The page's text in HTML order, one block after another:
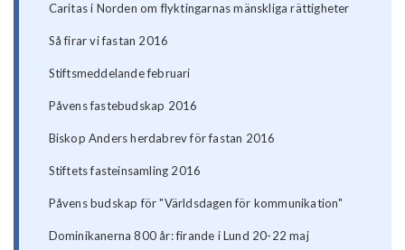
Caritas i Norden om flyktingarnas mänskliga rättigheter
Så firar vi fastan 2016
Stiftsmeddelande februari
Påvens fastebudskap 2016
Biskop Anders herdabrev för fastan 2016
Stiftets fasteinsamling 2016
Påvens budskap för "Världsdagen för kommunikation"
Dominikanerna 800 år: firande i Lund 20-22 maj